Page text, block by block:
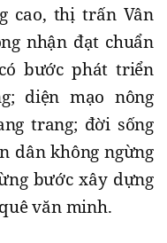
cao, thị trấn Vân
nhận đạt chuẩn
bước phát triển
diện mạo nông
trang; đời sống
dân không ngừng
bước xây dựng
văn minh.